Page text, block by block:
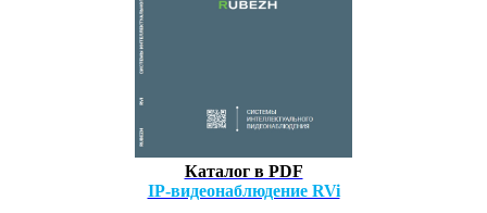
Каталог в PDF
IP-видеонаблюдение RVi